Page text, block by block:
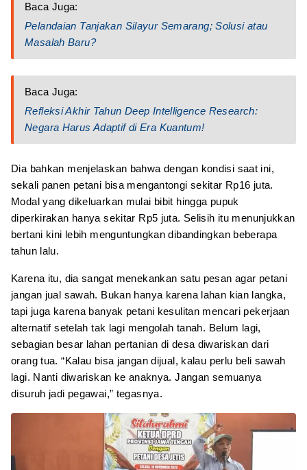
Baca Juga:
Pelandaian Tanjakan Silayur Semarang; Solusi atau
Masalah Baru?
Baca Juga:
Refleksi Akhir Tahun Deep Intelligence Research:
Negara Harus Adaptif di Era Kuantum!
Dia bahkan menjelaskan bahwa dengan kondisi saat ini,
sekali panen petani bisa mengantongi sekitar Rp16 juta.
Modal yang dikeluarkan mulai bibit hingga pupuk
diperkirakan hanya sekitar Rp5 juta. Selisih itu menunjukkan
bertani kini lebih menguntungkan dibandingkan beberapa
tahun lalu.
Karena itu, dia sangat menekankan satu pesan agar petani
jangan jual sawah. Bukan hanya karena lahan kian langka,
tapi juga karena banyak petani kesulitan mencari pekerjaan
alternatif setelah tak lagi mengolah tanah. Belum lagi,
sebagian besar lahan pertanian di desa diwariskan dari
orang tua. “Kalau bisa jangan dijual, kalau perlu beli sawah
lagi. Nanti diwariskan ke anaknya. Jangan semuanya
disuruh jadi pegawai,” tegasnya.